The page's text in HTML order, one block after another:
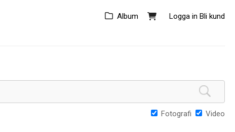
Logga in Bli kund
Album
Fotografi Video